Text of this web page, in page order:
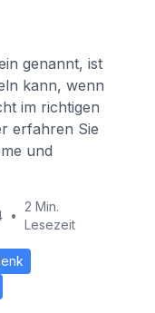
genannt, ist
kann, wenn
im richtigen
erfahren Sie
und
•
2 Min.
Lesezeit